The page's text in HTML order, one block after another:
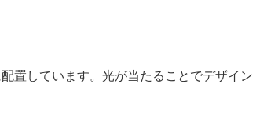
置しています。光が当たることでデザイ